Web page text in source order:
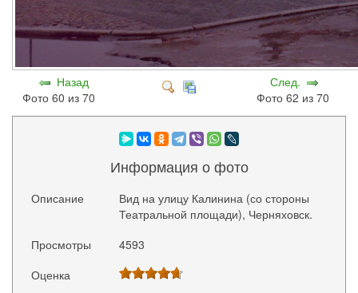
Назад
Фото 60 из 70
След.
Фото 62 из 70
Информация о фото
Описание
Вид на улицу Калинина (со стороны
Театральной площади), Черняховск.
Просмотры
4593
Оценка